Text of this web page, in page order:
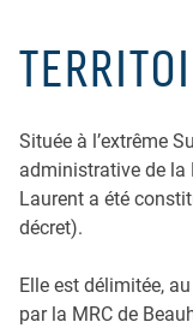
Située à l’extrême
administrative de la
Laurent a été
décret).
Elle est délimitée,
par la MRC de